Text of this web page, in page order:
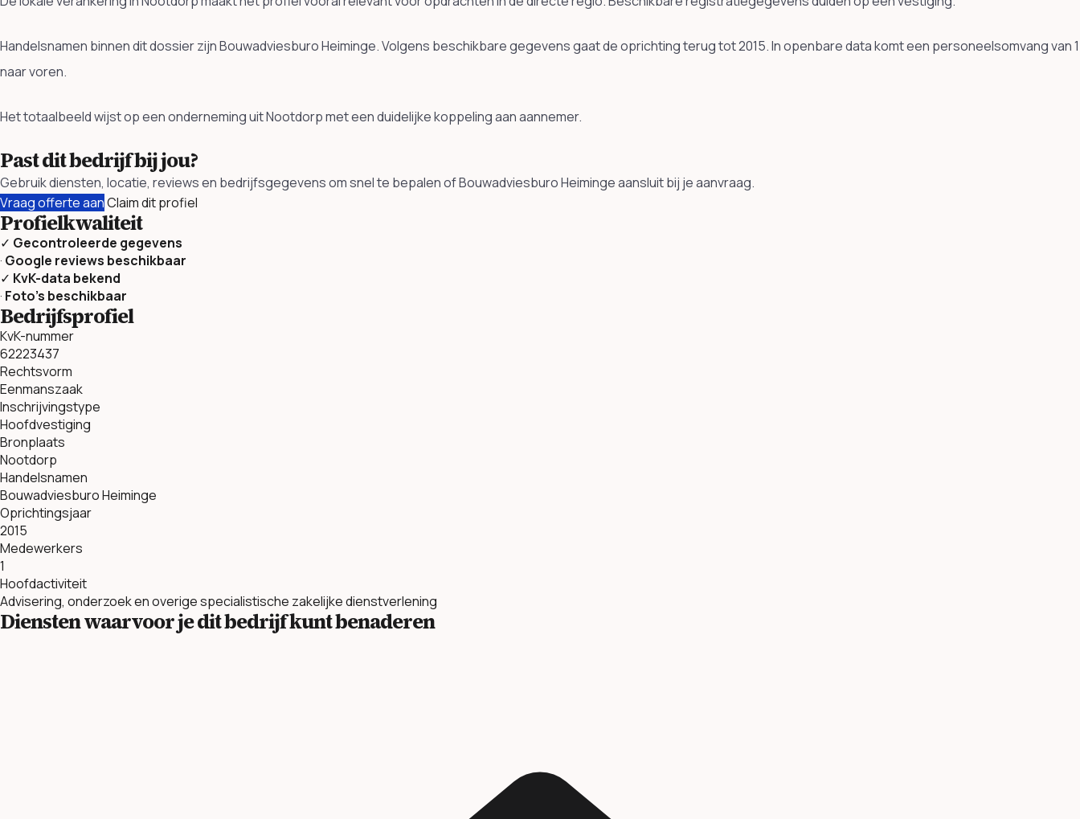
Handelsnamen binnen dit dossier zijn Bouwadviesburo Heiminge. Volgens beschikbare gegevens gaat de oprichting terug tot 2015. In openbare data komt een personeelsomvang van 1
naar voren.
Het totaalbeeld wijst op een onderneming uit Nootdorp met een duidelijke koppeling aan aannemer.
Past dit bedrijf bij jou?
Gebruik diensten, locatie, reviews en bedrijfsgegevens om snel te bepalen of Bouwadviesburo Heiminge aansluit bij je aanvraag.
Vraag offerte aanClaim dit profiel
Profielkwaliteit
✓ Gecontroleerde gegevens
· Google reviews beschikbaar
✓ KvK-data bekend
· Foto’s beschikbaar
Bedrijfsprofiel
KvK-nummer
62223437
Rechtsvorm
Eenmanszaak
Inschrijvingstype
Hoofdvestiging
Bronplaats
Nootdorp
Handelsnamen
Bouwadviesburo Heiminge
Oprichtingsjaar
2015
Medewerkers
1
Hoofdactiviteit
Advisering, onderzoek en overige specialistische zakelijke dienstverlening
Diensten waarvoor je dit bedrijf kunt benaderen